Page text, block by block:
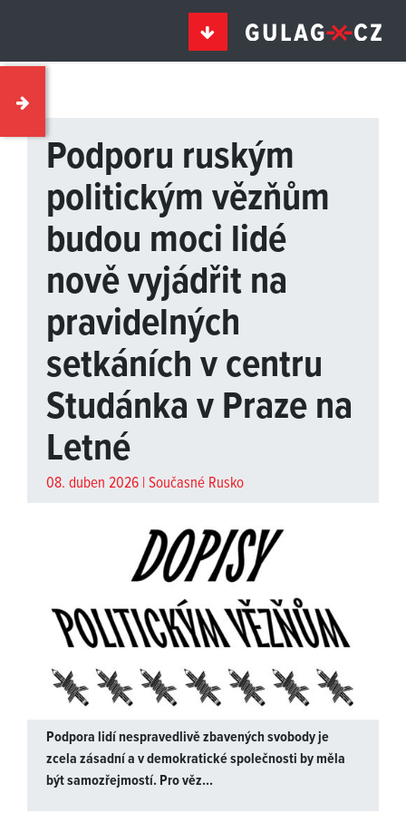
Podporu ruským
politickým vězňům
budou moci lidé
nově vyjádřit na
pravidelných
setkáních v centru
Studánka v Praze na
Letné
08. duben 2026 |Současné Rusko
Podpora lidí nespravedlivě zbavených svobody je
zcela zásadní a v demokratické společnosti by měla
být samozřejmostí. Pro věz...